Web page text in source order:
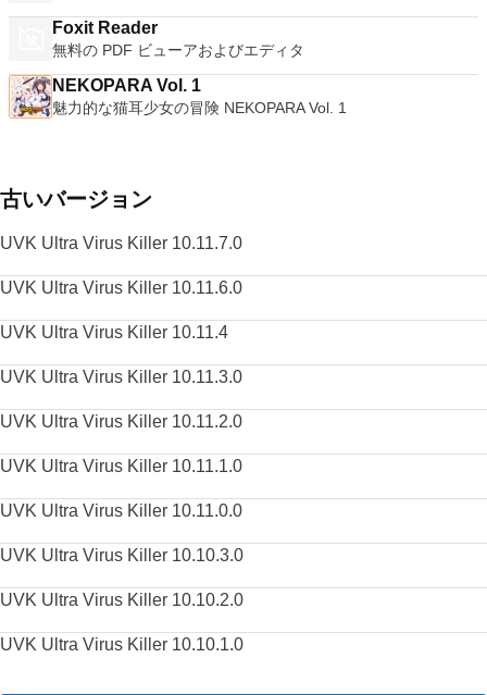
Foxit Reader
無料の PDF ビューアおよびエディタ
NEKOPARA Vol. 1
魅力的な猫耳少女の冒険 NEKOPARA Vol. 1
古いバージョン
UVK Ultra Virus Killer 10.11.7.0
UVK Ultra Virus Killer 10.11.6.0
UVK Ultra Virus Killer 10.11.4
UVK Ultra Virus Killer 10.11.3.0
UVK Ultra Virus Killer 10.11.2.0
UVK Ultra Virus Killer 10.11.1.0
UVK Ultra Virus Killer 10.11.0.0
UVK Ultra Virus Killer 10.10.3.0
UVK Ultra Virus Killer 10.10.2.0
UVK Ultra Virus Killer 10.10.1.0